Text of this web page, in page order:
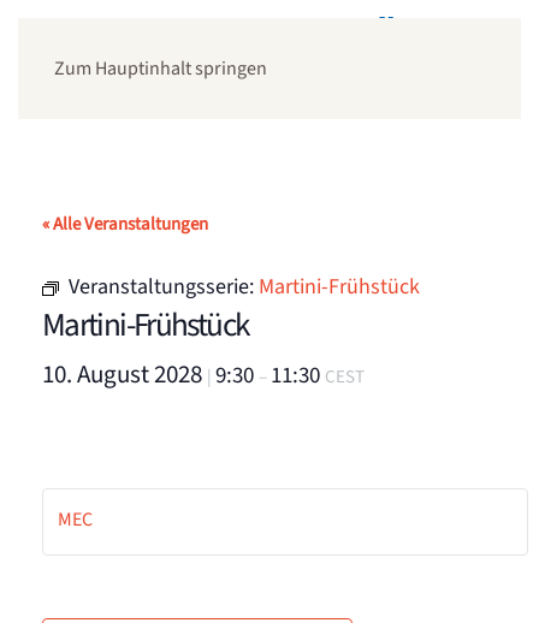
Zum Hauptinhalt springen
« Alle Veranstaltungen
Veranstaltungsserie: Martini-Frühstück
Martini-Frühstück
10. August 2028 | 9:30 –11:30 CEST
MEC